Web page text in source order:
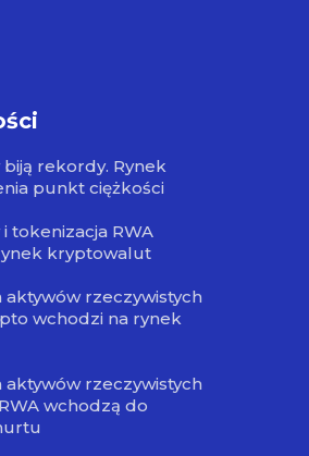
rekordy. Rynek
punkt ciężkości
tokenizacja RWA
kryptowalut
aktywów rzeczywistych
wchodzi na rynek
aktywów rzeczywistych
wchodzą do